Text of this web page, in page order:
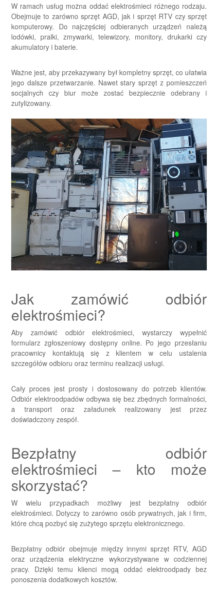
W ramach usług można oddać elektrośmieci różnego rodzaju.
Obejmuje to zarówno sprzęt AGD, jak i sprzęt RTV czy sprzęt
komputerowy. Do najczęściej odbieranych urządzeń należą
lodówki, pralki, zmywarki, telewizory, monitory, drukarki czy
akumulatory i baterie.
Ważne jest, aby przekazywany był kompletny sprzęt, co ułatwia
jego dalsze przetwarzanie. Nawet stary sprzęt z pomieszczeń
socjalnych czy biur może zostać bezpiecznie odebrany i
zutylizowany.
Jak zamówić odbiór
elektrośmieci?
Aby zamówić odbiór elektrośmieci, wystarczy wypełnić
formularz zgłoszeniowy dostępny online. Po jego przesłaniu
pracownicy kontaktują się z klientem w celu ustalenia
szczegółów odbioru oraz terminu realizacji usługi.
Cały proces jest prosty i dostosowany do potrzeb klientów.
Odbiór elektroodpadów odbywa się bez zbędnych formalności,
a transport oraz załadunek realizowany jest przez
doświadczony zespół.
Bezpłatny odbiór
elektrośmieci – kto może
skorzystać?
W wielu przypadkach możliwy jest bezpłatny odbiór
elektrośmieci. Dotyczy to zarówno osób prywatnych, jak i firm,
które chcą pozbyć się zużytego sprzętu elektronicznego.
Bezpłatny odbiór obejmuje między innymi sprzęt RTV, AGD
oraz urządzenia elektryczne wykorzystywane w codziennej
pracy. Dzięki temu klienci mogą oddać elektroodpady bez
ponoszenia dodatkowych kosztów.